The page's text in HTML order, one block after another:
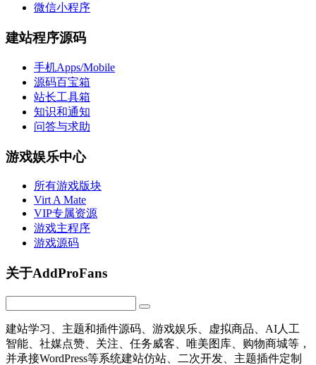
微信小程序
建站程序源码
手机Apps/Mobile
源码百宝箱
站长工具箱
知识和通知
问答与求助
游戏娱乐中心
所有游戏版块
Virt A Mate
VIP专属资源
游戏主程序
游戏源码
关于AddProFans
建站学习、主题和插件源码、游戏娱乐、虚拟商品、AI人工
智能、社媒点赞、关注、任务威客、唯美图库、购物商城等，
并承接WordPress等系统建站仿站、二次开发、主题插件定制